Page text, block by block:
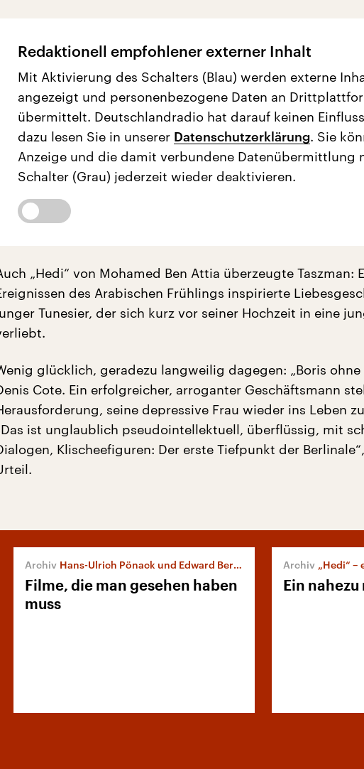
Redaktionell empfohlener externer Inhalt
Mit Aktivierung des Schalters (Blau) werden externe
angezeigt und personenbezogene Daten an
übermittelt. Deutschlandradio hat darauf keinen
dazu lesen Sie in unserer Datenschutzerklärung. Sie
Anzeige und die damit verbundene Datenübermittlung
Schalter (Grau) jederzeit wieder deaktivieren.
„Hedi“ von Mohamed Ben Attia überzeugte Taszman:
des Arabischen Frühlings inspirierte
Tunesier, der sich kurz vor seiner Hochzeit in eine
glücklich, geradezu langweilig dagegen: „Boris ohne
Cote. Ein erfolgreicher, arroganter Geschäftsmann
seine depressive Frau wieder ins Leben
ist unglaublich pseudointellektuell, überflüssig, mit
Klischeefiguren: Der erste Tiefpunkt der
Hans-Ulrich Pönack und Edward Berger
Filme, die man gesehen haben
muss
„Hedi“ –
Ein